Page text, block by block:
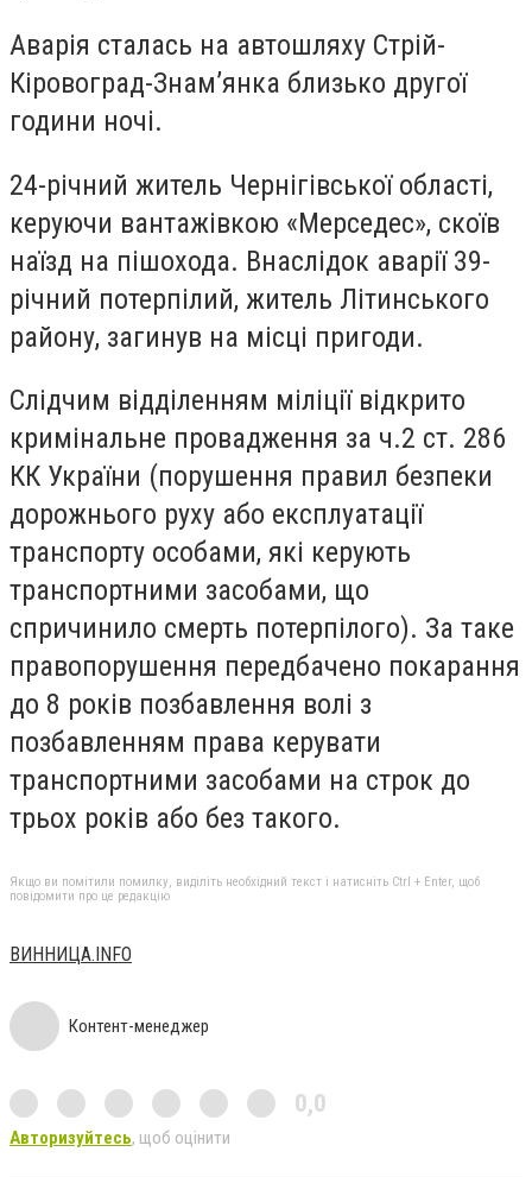
Аварія сталась на автошляху Стрій-
Кіровоград-Знам’янка близько другої
години ночі.
24-річний житель Чернігівської області,
керуючи вантажівкою «Мерседес», скоїв
наїзд на пішохода. Внаслідок аварії 39-
річний потерпілий, житель Літинського
району, загинув на місці пригоди.
Слідчим відділенням міліції відкрито
кримінальне провадження за ч.2 ст. 286
КК України (порушення правил безпеки
дорожнього руху або експлуатації
транспорту особами, які керують
транспортними засобами, що
спричинило смерть потерпілого). За таке
правопорушення передбачено покарання
до 8 років позбавлення волі з
позбавленням права керувати
транспортними засобами на строк до
трьох років або без такого.
Якщо ви помітили помилку, виділіть необхідний текст і натисніть Ctrl + Enter, щоб
повідомити про це редакцію
ВИННИЦА.INFO
Контент-менеджер
0,0
Авторизуйтесь, щоб оцінити